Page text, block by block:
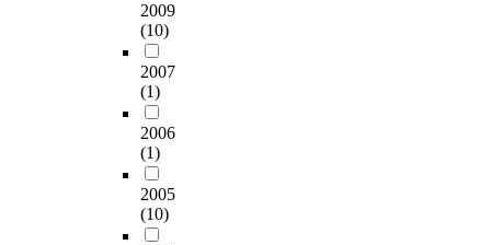
2009
(10)
2007
(1)
2006
(1)
2005
(10)